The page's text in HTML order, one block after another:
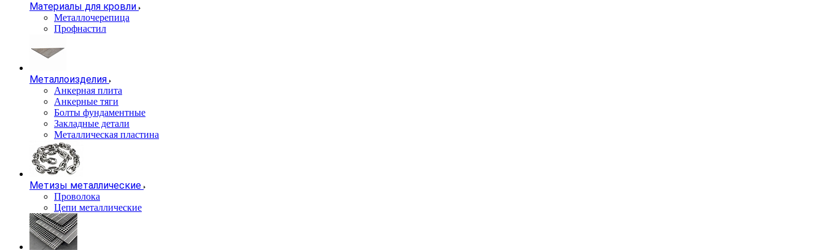
Материалы для кровли
Металлочерепица
Профнастил
Металлоизделия
Анкерная плита
Анкерные тяги
Болты фундаментные
Закладные детали
Металлическая пластина
Метизы металлические
Проволока
Цепи металлические